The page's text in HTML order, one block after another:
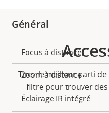
Général
Description
de la
propriété
Valeur
la
Focus à distance
Zoom à distance
Éclairage IR intégré
Tirez le meilleur parti
filtre pour trouver